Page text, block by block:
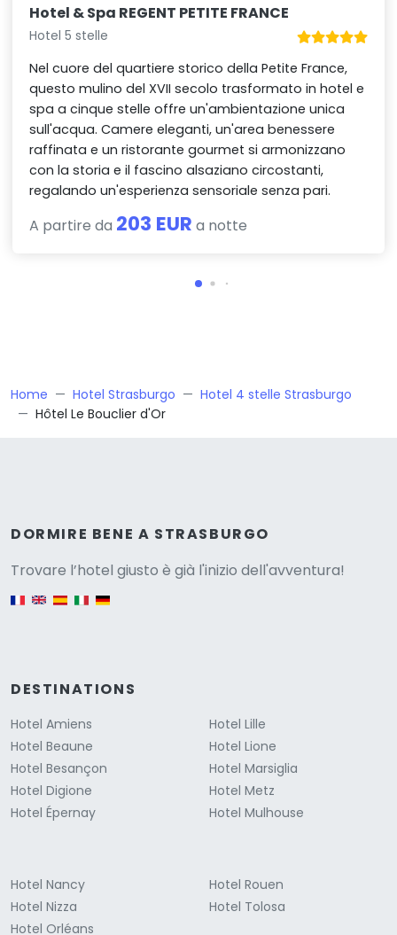
Hotel & Spa REGENT PETITE FRANCE
Hotel 5 stelle
Nel cuore del quartiere storico della Petite France,
questo mulino del XVII secolo trasformato in hotel e
spa a cinque stelle offre un'ambientazione unica
sull'acqua. Camere eleganti, un'area benessere
raffinata e un ristorante gourmet si armonizzano
con la storia e il fascino alsaziano circostanti,
regalando un'esperienza sensoriale senza pari.
A partire da 203 EUR a notte
Home Hotel Strasburgo
Hotel 4 stelle Strasburgo
Hôtel Le Bouclier d'Or
DORMIRE BENE A STRASBURGO
Trovare l’hotel giusto è già l'inizio dell'avventura!
English version
DESTINATIONS
Hotel Amiens
Hotel Beaune
Hotel Besançon
Hotel Digione
Hotel Épernay
Hotel Lille
Hotel Lione
Hotel Marsiglia
Hotel Metz
Hotel Mulhouse
Hotel Nancy
Hotel Nizza
Hotel Orléans
Hotel Rouen
Hotel Tolosa